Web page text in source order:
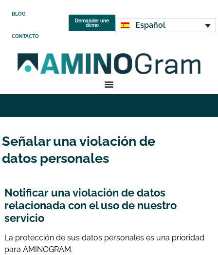
BLOG
CONTACTO
Demander une
démo
Español
Señalar una violación de
datos personales
Notificar una violación de datos
relacionada con el uso de nuestro
servicio
La protección de sus datos personales es una prioridad
para AMINOGRAM.